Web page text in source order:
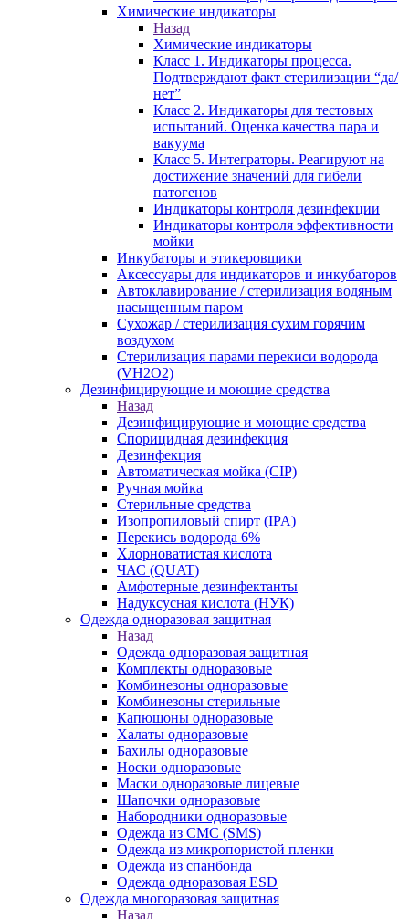
Химические индикаторы
Назад
Химические индикаторы
Класс 1. Индикаторы процесса.
Подтверждают факт стерилизации “да/
нет”
Класс 2. Индикаторы для тестовых
испытаний. Оценка качества пара и
вакуума
Класс 5. Интеграторы. Реагируют на
достижение значений для гибели
патогенов
Индикаторы контроля дезинфекции
Индикаторы контроля эффективности
мойки
Инкубаторы и этикеровщики
Аксессуары для индикаторов и инкубаторов
Автоклавирование / стерилизация водяным
насыщенным паром
Сухожар / стерилизация сухим горячим
воздухом
Стерилизация парами перекиси водорода
(VH2O2)
Дезинфицирующие и моющие средства
Назад
Дезинфицирующие и моющие средства
Спорицидная дезинфекция
Дезинфекция
Автоматическая мойка (CIP)
Ручная мойка
Стерильные средства
Изопропиловый спирт (IPA)
Перекись водорода 6%
Хлорноватистая кислота
ЧАС (QUAT)
Амфотерные дезинфектанты
Надуксусная кислота (НУК)
Одежда одноразовая защитная
Назад
Одежда одноразовая защитная
Комплекты одноразовые
Комбинезоны одноразовые
Комбинезоны стерильные
Капюшоны одноразовые
Халаты одноразовые
Бахилы одноразовые
Носки одноразовые
Маски одноразовые лицевые
Шапочки одноразовые
Набородники одноразовые
Одежда из СМС (SMS)
Одежда из микропористой пленки
Одежда из спанбонда
Одежда одноразовая ESD
Одежда многоразовая защитная
Назад